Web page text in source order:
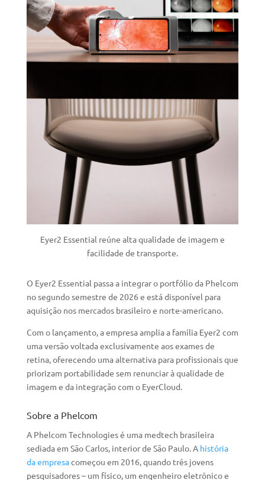
Eyer2 Essential reúne alta qualidade de imagem e
facilidade de transporte.
O Eyer2 Essential passa a integrar o portfólio da Phelcom
no segundo semestre de 2026 e está disponível para
aquisição nos mercados brasileiro e norte-americano.
Com o lançamento, a empresa amplia a família Eyer2 com
uma versão voltada exclusivamente aos exames de
retina, oferecendo uma alternativa para profissionais que
priorizam portabilidade sem renunciar à qualidade de
imagem e da integração com o EyerCloud.
Sobre a Phelcom
A Phelcom Technologies é uma medtech brasileira
sediada em São Carlos, interior de São Paulo. A história
da empresacomeçou em 2016, quando três jovens
pesquisadores – um físico, um engenheiro eletrônico e